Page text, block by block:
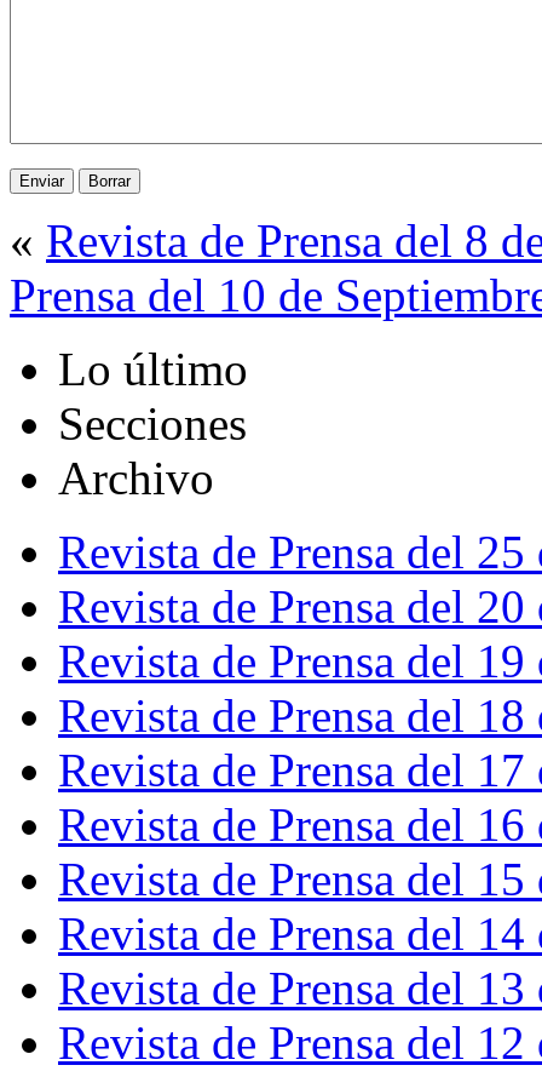
« Revista de Prensa del 8
Prensa del 10 de
Lo último
Secciones
Archivo
Revista de Prensa del
Revista de Prensa del
Revista de Prensa del
Revista de Prensa del
Revista de Prensa del
Revista de Prensa del
Revista de Prensa del
Revista de Prensa del
Revista de Prensa del
Revista de Prensa del